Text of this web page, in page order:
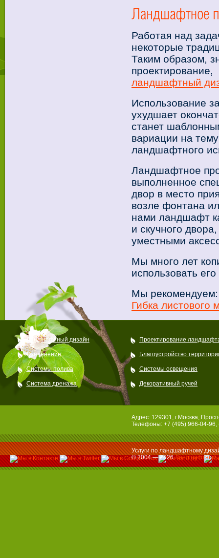
Работая над
некоторые
Таким образом,
проектирование,
ландшафтный
Использование
ухудшает
станет
вариации на
ландшафтного
Ландшафтное
выполненное
двор в место
возле фонтана
нами ландшафт
и скучного
уместными
Мы много лет
использовать
Мы рекомендуем:
Гибка листового
Ландшафтный дизайн Проектирование
Озеленение Благоустройство
Системы полива Системы освещения
Система дренажа Декоративный ручей
Адрес: 129301, г.Москва,
Телефоны: +7 (495) 966-04-96,
Услуги по ландшафтному
© 2004 — 2026Ландшафтный